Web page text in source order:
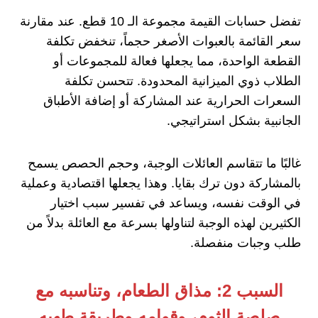
تفضل حسابات القيمة مجموعة الـ 10 قطع. عند مقارنة
سعر القائمة بالعبوات الأصغر حجماً، تنخفض تكلفة
القطعة الواحدة، مما يجعلها فعالة للمجموعات أو
الطلاب ذوي الميزانية المحدودة. تتحسن تكلفة
السعرات الحرارية عند المشاركة أو إضافة الأطباق
الجانبية بشكل استراتيجي.
غالبًا ما تتقاسم العائلات الوجبة، وحجم الحصص يسمح
بالمشاركة دون ترك بقايا. وهذا يجعلها اقتصادية وعملية
في الوقت نفسه، ويساعد في تفسير سبب اختيار
الكثيرين لهذه الوجبة لتناولها بسرعة مع العائلة بدلاً من
طلب وجبات منفصلة.
السبب 2: مذاق الطعام، وتناسبه مع